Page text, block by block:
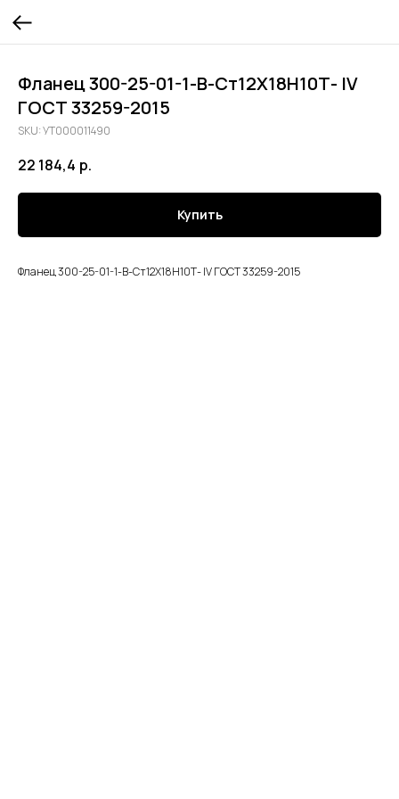
Фланец 300-25-01-1-В-Ст12Х18Н10Т- lV
ГОСТ 33259-2015
SKU:УТ000011490
22 184,4 р.
Купить
Фланец 300-25-01-1-В-Ст12Х18Н10Т- lV ГОСТ 33259-2015